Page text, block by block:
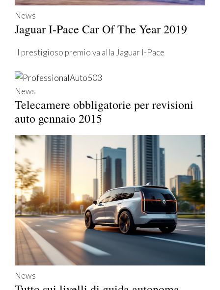
News
Jaguar I-Pace Car Of The Year 2019
Il prestigioso premio va alla Jaguar I-Pace
News
Telecamere obbligatorie per revisioni
auto gennaio 2015
News